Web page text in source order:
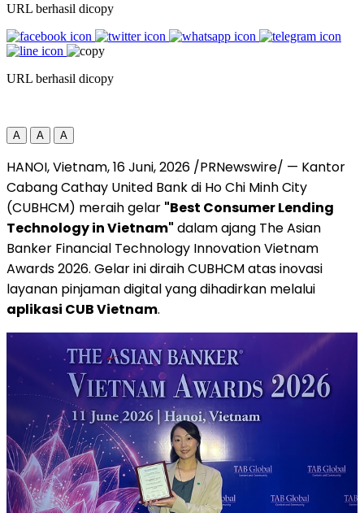
URL berhasil dicopy
URL berhasil dicopy
A A A
HANOI, Vietnam,16 Juni, 2026 /PRNewswire/ — Kantor
Cabang Cathay United Bank di Ho Chi Minh City
(CUBHCM) meraih gelar "Best Consumer Lending
Technology in Vietnam" dalam ajang The Asian
Banker Financial Technology Innovation Vietnam
Awards 2026. Gelar ini diraih CUBHCM atas inovasi
layanan pinjaman digital yang dihadirkan melalui
aplikasi CUB Vietnam.